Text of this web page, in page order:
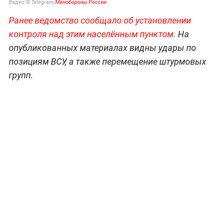
Видео © Telegram/Минобороны России
Ранее ведомство сообщало об установлении
контроля над этим населённым пунктом. На
опубликованных материалах видны удары по
позициям ВСУ, а также перемещение штурмовых
групп.